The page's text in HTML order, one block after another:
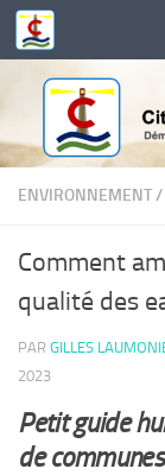
Skip to content
ENVIRONNEMENT/
Comment
qualité des
PAR GILLES
2023
Petit guide
de